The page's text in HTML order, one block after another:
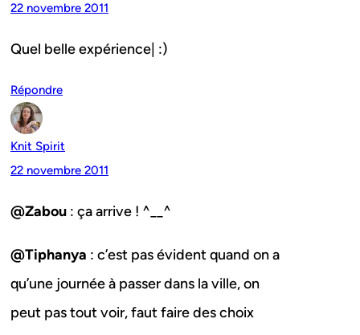
22 novembre 2011
Quel belle expérience| :)
Répondre
Knit Spirit
22 novembre 2011
@Zabou : ça arrive ! ^__^
@Tiphanya : c’est pas évident quand on a
qu’une journée à passer dans la ville, on
peut pas tout voir, faut faire des choix